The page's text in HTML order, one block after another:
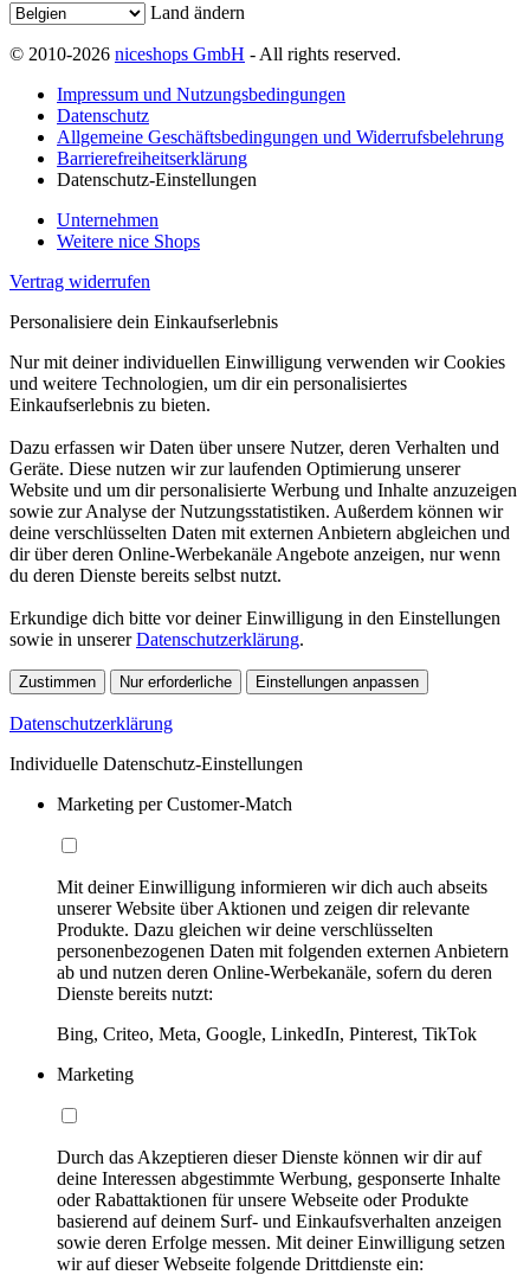
Land ändern
© 2010-2026 niceshops GmbH - All rights reserved.
Impressum und Nutzungsbedingungen
Datenschutz
Allgemeine Geschäftsbedingungen und Widerrufsbelehrung
Barrierefreiheitserklärung
Datenschutz-Einstellungen
Unternehmen
Weitere nice Shops
Vertrag widerrufen
Personalisiere dein Einkaufserlebnis
Nur mit deiner individuellen Einwilligung verwenden wir Cookies
und weitere Technologien, um dir ein personalisiertes
Einkaufserlebnis zu bieten.
Dazu erfassen wir Daten über unsere Nutzer, deren Verhalten und
Geräte. Diese nutzen wir zur laufenden Optimierung unserer
Website und um dir personalisierte Werbung und Inhalte anzuzeigen
sowie zur Analyse der Nutzungsstatistiken. Außerdem können wir
deine verschlüsselten Daten mit externen Anbietern abgleichen und
dir über deren Online-Werbekanäle Angebote anzeigen, nur wenn
du deren Dienste bereits selbst nutzt.
Erkundige dich bitte vor deiner Einwilligung in den Einstellungen
sowie in unsererDatenschutzerklärung.
Zustimmen Nur erforderliche Einstellungen anpassen
Datenschutzerklärung
Individuelle Datenschutz-Einstellungen
Marketing per Customer-Match
Mit deiner Einwilligung informieren wir dich auch abseits
unserer Website über Aktionen und zeigen dir relevante
Produkte. Dazu gleichen wir deine verschlüsselten
personenbezogenen Daten mit folgenden externen Anbietern
ab und nutzen deren Online-Werbekanäle, sofern du deren
Dienste bereits nutzt:
Bing, Criteo, Meta, Google, LinkedIn, Pinterest, TikTok
Marketing
Durch das Akzeptieren dieser Dienste können wir dir auf
deine Interessen abgestimmte Werbung, gesponserte Inhalte
oder Rabattaktionen für unsere Webseite oder Produkte
basierend auf deinem Surf- und Einkaufsverhalten anzeigen
sowie deren Erfolge messen. Mit deiner Einwilligung setzen
wir auf dieser Webseite folgende Drittdienste ein: